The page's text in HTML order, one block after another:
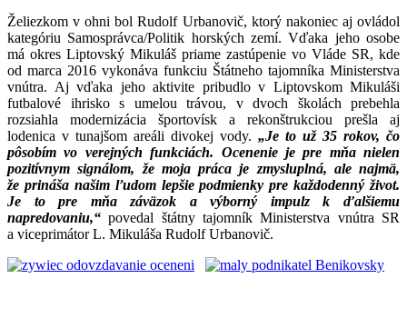
Želiezkom v ohni bol Rudolf Urbanovič, ktorý nakoniec aj ovládol
kategóriu Samosprávca/Politik horských zemí. Vďaka jeho osobe
má okres Liptovský Mikuláš priame zastúpenie vo Vláde SR, kde
od marca 2016 vykonáva funkciu Štátneho tajomníka Ministerstva
vnútra. Aj vďaka jeho aktivite pribudlo v Liptovskom Mikuláši
futbalové ihrisko s umelou trávou, v dvoch školách prebehla
rozsiahla modernizácia športovísk a rekonštrukciou prešla aj
lodenica v tunajšom areáli divokej vody. „Je to už 35 rokov, čo
pôsobím vo verejných funkciách. Ocenenie je pre mňa nielen
pozitívnym signálom, že moja práca je zmysluplná, ale najmä,
že prináša našim ľudom lepšie podmienky pre každodenný život.
Je to pre mňa záväzok a výborný impulz k ďalšiemu
napredovaniu,“povedal štátny tajomník Ministerstva vnútra SR
a viceprimátor L. Mikuláša Rudolf Urbanovič.